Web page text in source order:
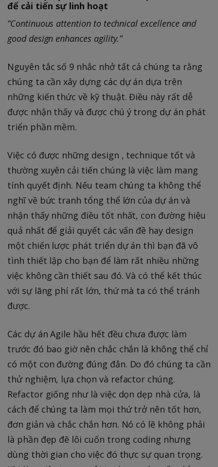
để cải tiến sự linh hoạt
“Continuous attention to technical excellence and
good design enhances agility.”
Nguyên tắc số 9 nhắc nhở tất cả chúng ta rằng
chúng ta cần xây dựng các dự án dựa trên
những kiến thức về kỹ thuật. Điều này rất dễ
được nhận thấy và được chú ý trong dự án phát
triển phần mềm.
Việc có được những design , technique tốt và
thường xuyên cải tiến chúng là việc làm mang
tính quyết định. Nếu team chúng ta không thể
nghĩ về bức tranh tổng thể lớn của dự án và
nhận thấy những điều tốt nhất, con đường hiệu
quả nhất để giải quyết các vấn đề hay design
một chiến lược phát triển dự án thì bạn đã vô
tình thiết lập cho bạn để làm rất nhiều những
việc không cần thiết sau đó. Và có thể kết thúc
với sự lãng phí rất lớn, thứ mà ta có thể tránh
được.
Các dự án Agile hầu hết đều chưa được làm
trước đó bao giờ nên chắc chắn là không thể chỉ
có một con đường đúng đắn. Do đó chúng ta cần
thử nghiệm, lựa chọn và refactor chúng.
Refactor giống như là việc dọn dẹp nhà cửa, là
cách để chúng ta làm mọi thứ trở nên tốt hơn,
đơn giản và chắc chắn hơn. Nó có lẽ không phải
là phần đẹp đẽ lôi cuốn trong coding nhưng
dùng thời gian cho việc đó thực sự quan trọng.